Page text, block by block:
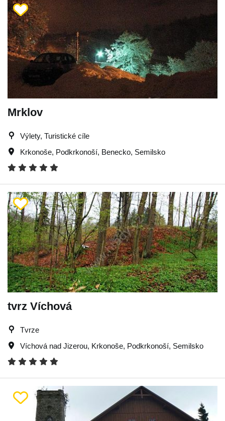
Mrklov
Výlety, Turistické cíle
Krkonoše, Podkrkonoší, Benecko, Semilsko
tvrz Víchová
Tvrze
Víchová nad Jizerou, Krkonoše, Podkrkonoší, Semilsko